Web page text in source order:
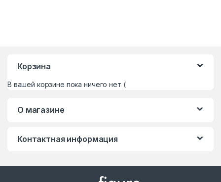
Корзина
В вашей корзине пока ничего нет (
О магазине
Контактная информация